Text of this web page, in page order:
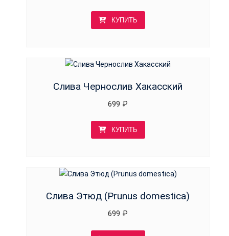
КУПИТЬ
Слива Чернослив Хакасский
699 ₽
КУПИТЬ
Слива Этюд (Prunus domestica)
699 ₽